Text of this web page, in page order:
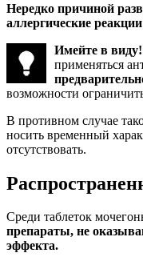
Нередко причиной
аллергические реакции
Имейте в виду!
применяться
возможности
В противном случае
носить временный
отсутствовать.
Среди таблеток
препараты, не
эффекта.